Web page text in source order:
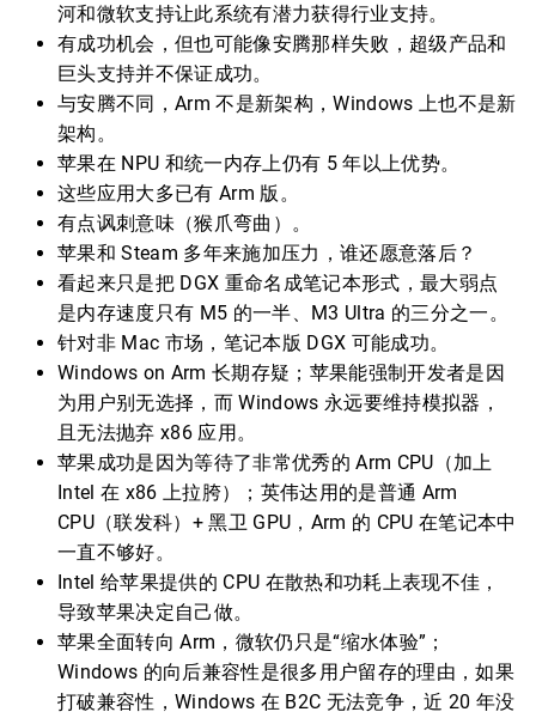
河和微软支持让此系统有潜力获得行业支持。
有成功机会，但也可能像安腾那样失败，超级产品和
巨头支持并不保证成功。
与安腾不同，Arm 不是新架构，Windows 上也不是新
架构。
苹果在 NPU 和统一内存上仍有 5 年以上优势。
这些应用大多已有 Arm 版。
有点讽刺意味（猴爪弯曲）。
苹果和 Steam 多年来施加压力，谁还愿意落后？
看起来只是把 DGX 重命名成笔记本形式，最大弱点
是内存速度只有 M5 的一半、M3 Ultra 的三分之一。
针对非 Mac 市场，笔记本版 DGX 可能成功。
Windows on Arm 长期存疑；苹果能强制开发者是因
为用户别无选择，而 Windows 永远要维持模拟器，
且无法抛弃 x86 应用。
苹果成功是因为等待了非常优秀的 Arm CPU（加上
Intel 在 x86 上拉胯）；英伟达用的是普通 Arm
CPU（联发科）+ 黑卫 GPU，Arm 的 CPU 在笔记本中
一直不够好。
Intel 给苹果提供的 CPU 在散热和功耗上表现不佳，
导致苹果决定自己做。
苹果全面转向 Arm，微软仍只是“缩水体验”；
Windows 的向后兼容性是很多用户留存的理由，如果
打破兼容性，Windows 在 B2C 无法竞争，近 20 年没